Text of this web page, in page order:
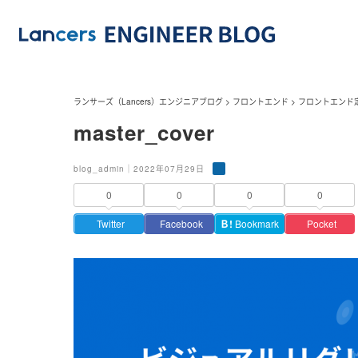
ランサーズ（Lancers）エンジニアブログ > フロントエンド > フロントエンド
master_cover
blog_admin｜2022年07月29日
0
Twitter
0
Facebook
0
Ｂ! Bookmark
0
Pocket